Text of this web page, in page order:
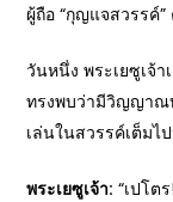
ผู้ถือ “กุญแจสวรรค์”
วันหนึ่ง พระเยซูเจ้
ทรงพบว่ามีวิญญาณ
เล่นในสวรรค์เต็ม
พระเยซูเจ้า: “เปโต